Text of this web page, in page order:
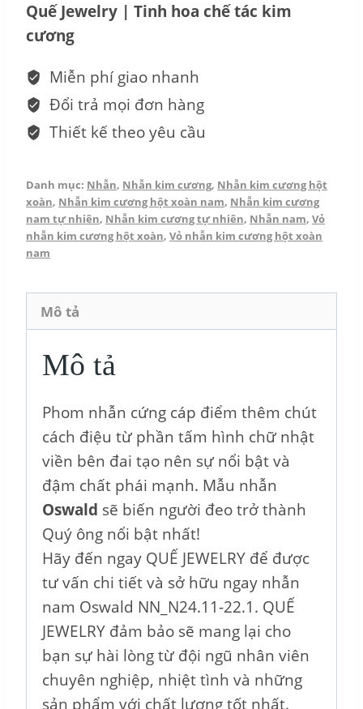
Kim
Cương
-
Oswald
NN_N24.11-
22.1
lượng
Quế Jewelry | Tinh hoa chế tác kim
cương
Miễn phí giao nhanh
Đổi trả mọi đơn hàng
Thiết kế theo yêu cầu
Danh mục: Nhẫn, Nhẫn kim cương, Nhẫn kim cương hột
xoàn, Nhẫn kim cương hột xoàn nam, Nhẫn kim cương
nam tự nhiên, Nhẫn kim cương tự nhiên, Nhẫn nam, Vỏ
nhẫn kim cương hột xoàn, Vỏ nhẫn kim cương hột xoàn
nam
Mô tả
Mô tả
Phom nhẫn cứng cáp điểm thêm chút
cách điệu từ phần tấm hình chữ nhật
viền bên đai tạo nên sự nổi bật và
đậm chất phái mạnh. Mẫu nhẫn
Oswald sẽ biến người đeo trở thành
Quý ông nổi bật nhất!
Hãy đến ngay QUẾ JEWELRY để được
tư vấn chi tiết và sở hữu ngay nhẫn
nam Oswald NN_N24.11-22.1. QUẾ
JEWELRY đảm bảo sẽ mang lại cho
bạn sự hài lòng từ đội ngũ nhân viên
chuyên nghiệp, nhiệt tình và những
sản phẩm với chất lượng tốt nhất.